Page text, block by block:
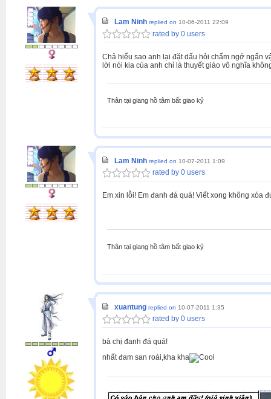
Lam Ninh replied on 10-06-2011 22:09
rated by 0 users
Chả hiểu sao anh lại đặt dấu hỏi chấm ngớ ngẩn
lời nói kia của anh chỉ là thuyết giáo vô nghĩa
Thân tại giang hồ tâm bất giao kỷ
Lam Ninh replied on 10-07-2011 1:09
rated by 0 users
Em xin lỗi! Em đanh đá quá! Viết xong không xóa
Thân tại giang hồ tâm bất giao kỷ
xuantung replied on 10-07-2011 1:35
rated by 0 users
bà chị đanh đá quá!
nhất đam san roài,kha kha